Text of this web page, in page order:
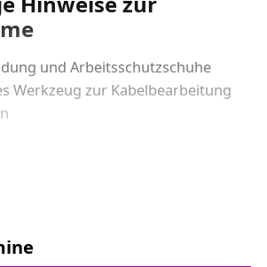
und Arbeitsschutzschuhe
Werkzeug zur Kabelbearbeitung